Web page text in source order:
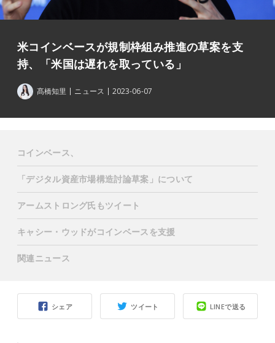
米コインベースが規制枠組み推進の草案を支
持、「米国は遅れを取っている」
髙橋知里 ニュース 2023-06-07
シェア ツイート LINEで送る
コインベース、
「デジタル資産市場構造討論草案」について
アームストロング氏もツイート
キャシー・ウッドがコインベースを支援
関連ニュース